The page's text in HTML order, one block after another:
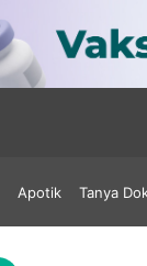
Apotik Tanya